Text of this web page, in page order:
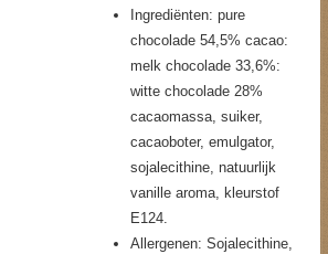
Ingrediënten: pure
chocolade 54,5% cacao:
melk chocolade 33,6%:
witte chocolade 28%
cacaomassa, suiker,
cacaoboter, emulgator,
sojalecithine, natuurlijk
vanille aroma, kleurstof
E124.
Allergenen: Sojalecithine,